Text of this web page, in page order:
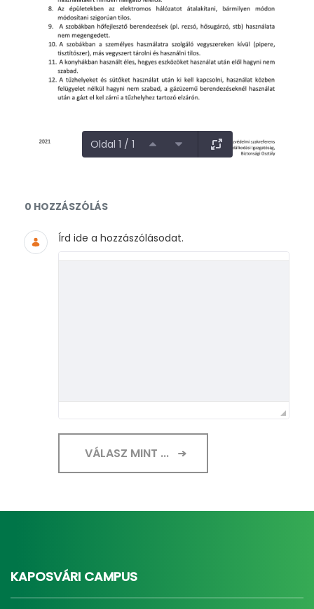
Oldal 1 / 1
Dokumentumok és médiafájlok
0 HOZZÁSZÓLÁS
Írd ide a hozzászólásodat.
VÁLASZ MINT ...
KAPOSVÁRI CAMPUS